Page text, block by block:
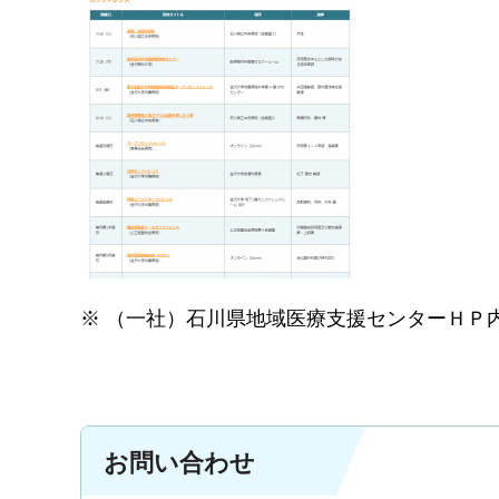
※ （一社）石川県地域医療支援センターＨＰ
お問い合わせ